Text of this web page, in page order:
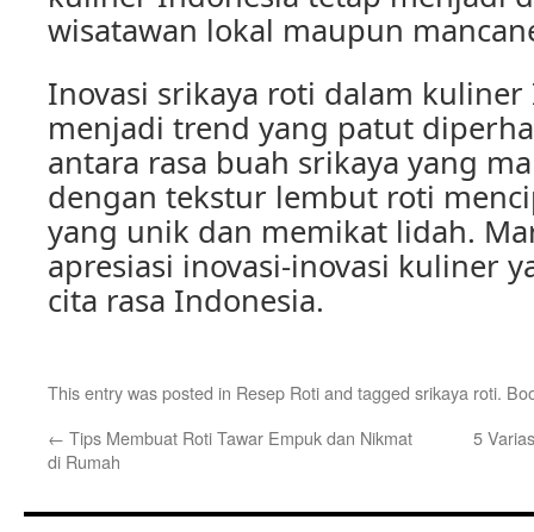
wisatawan lokal maupun
Inovasi srikaya roti dalam
menjadi trend yang patut
antara rasa buah srikaya yang
dengan tekstur lembut roti
yang unik dan memikat lidah.
apresiasi inovasi-inovasi kuliner
cita rasa Indonesia.
This entry was posted in Resep Rotiand tagged srikaya roti.
← Tips Membuat Roti Tawar Empuk dan Nikmat
di Rumah
5